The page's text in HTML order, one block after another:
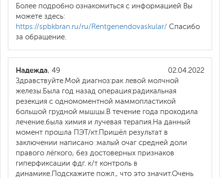
Более подробно ознакомиться с информацией Вы
можете здесь:
https://spbkbran.ru/ru/Rentgenendovaskular/ Спасибо
за обращение.
02.04.2022
Надежда, 49
Здравствуйте.Мой диагноз:рак левой молчной
железы.Была год назад операция:радикальная
резекция с одномоментной маммопластикой
большой грудной мышцы.В течение года проходила
лечение.была химия и лучевая терапия.На данный
момент прошла ПЭТ/кт.Пришёл результат в
заключении написано :малый очаг средней доли
правого лёгкого, без достоверных признаков
гиперфиксации фдг. к/т контроль в
динамике.Подскажите пожл., что это значит.Очень